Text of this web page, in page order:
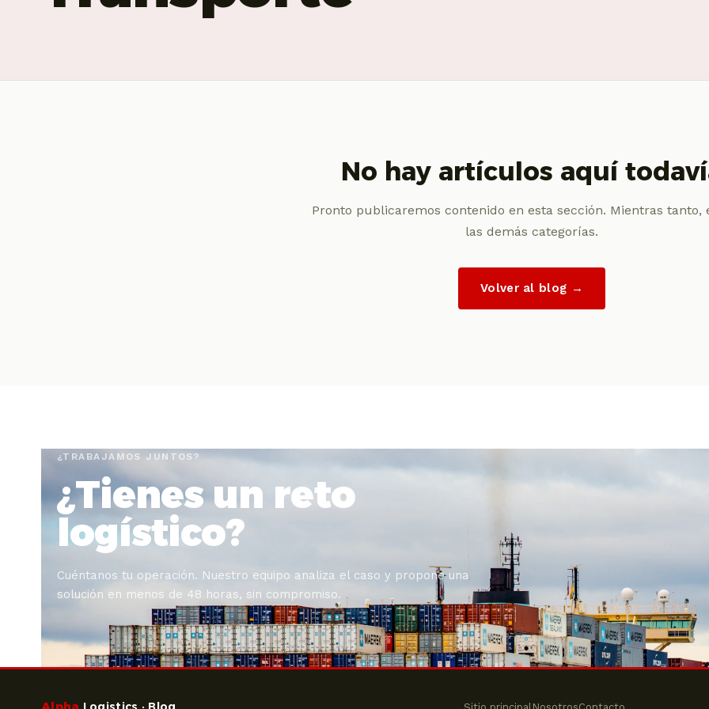
No hay artículos aquí
Pronto publicaremos contenido en esta sección. Mientras tanto,
las demás categorías.
Volver al blog →
¿TRABAJAMOS JUNTOS?
¿Tienes un reto
logístico?
Cuéntanos tu operación. Nuestro equipo analiza el caso y propone una
solución en menos de 48 horas, sin compromiso.
Sitio principal NosotrosContacto